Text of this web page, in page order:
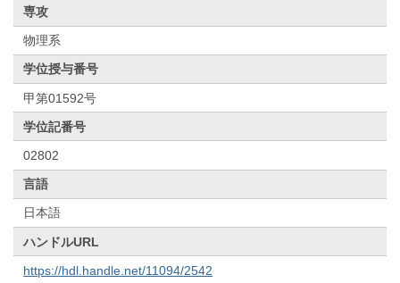
専攻
物理系
学位授与番号
甲第01592号
学位記番号
02802
言語
日本語
ハンドルURL
https://hdl.handle.net/11094/2542